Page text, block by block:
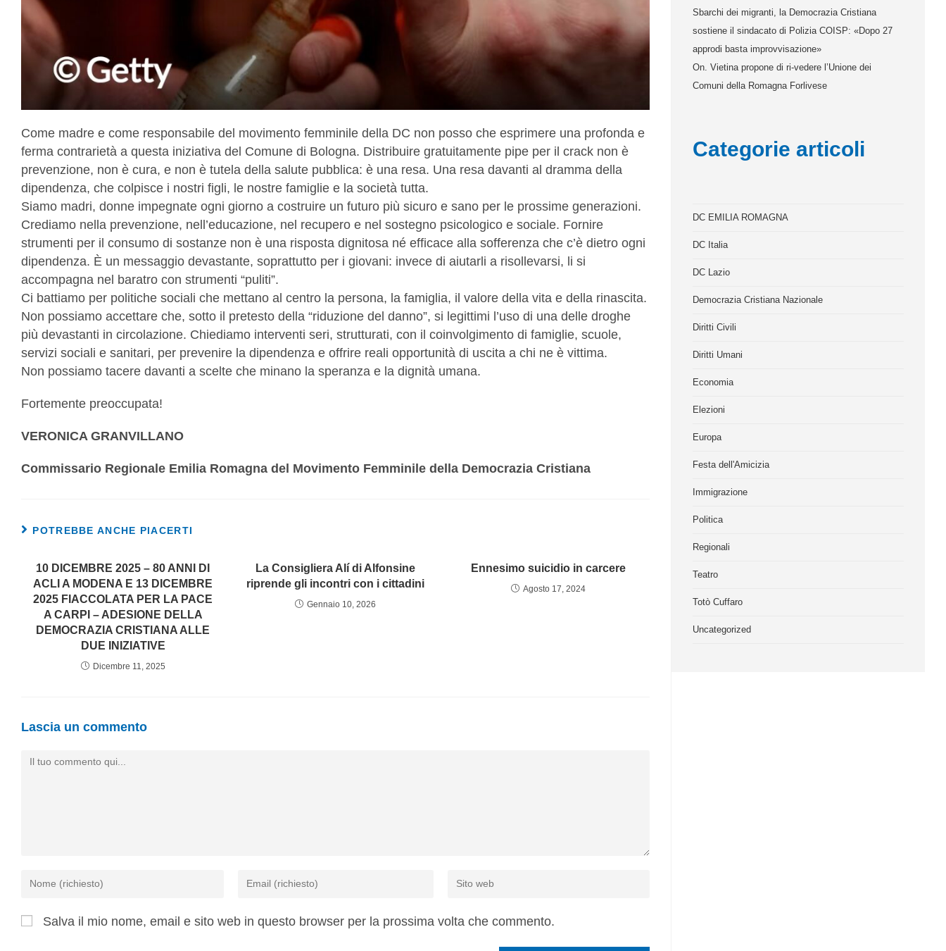
Come madre e come responsabile del movimento femminile della DC non posso che esprimere una profonda e
ferma contrarietà a questa iniziativa del Comune di Bologna. Distribuire gratuitamente pipe per il crack non è
prevenzione, non è cura, e non è tutela della salute pubblica: è una resa. Una resa davanti al dramma della
dipendenza, che colpisce i nostri figli, le nostre famiglie e la società tutta.
Siamo madri, donne impegnate ogni giorno a costruire un futuro più sicuro e sano per le prossime generazioni.
Crediamo nella prevenzione, nell’educazione, nel recupero e nel sostegno psicologico e sociale. Fornire
strumenti per il consumo di sostanze non è una risposta dignitosa né efficace alla sofferenza che c’è dietro ogni
dipendenza. È un messaggio devastante, soprattutto per i giovani: invece di aiutarli a risollevarsi, li si
accompagna nel baratro con strumenti “puliti”.
Ci battiamo per politiche sociali che mettano al centro la persona, la famiglia, il valore della vita e della rinascita.
Non possiamo accettare che, sotto il pretesto della “riduzione del danno”, si legittimi l’uso di una delle droghe
più devastanti in circolazione. Chiediamo interventi seri, strutturati, con il coinvolgimento di famiglie, scuole,
servizi sociali e sanitari, per prevenire la dipendenza e offrire reali opportunità di uscita a chi ne è vittima.
Non possiamo tacere davanti a scelte che minano la speranza e la dignità umana.
Fortemente preoccupata!
VERONICA GRANVILLANO
Commissario Regionale Emilia Romagna del Movimento Femminile della Democrazia Cristiana
POTREBBE ANCHE PIACERTI
10 DICEMBRE 2025 – 80 ANNI DI
ACLI A MODENA E 13 DICEMBRE
2025 FIACCOLATA PER LA PACE
A CARPI – ADESIONE DELLA
DEMOCRAZIA CRISTIANA ALLE
DUE INIZIATIVE
Dicembre 11, 2025
La Consigliera Alí di Alfonsine
riprende gli incontri con i cittadini
Gennaio 10, 2026
Ennesimo suicidio in carcere
Agosto 17, 2024
Lascia un commento
Salva il mio nome, email e sito web in questo browser per la prossima volta che commento.
Sbarchi dei migranti, la Democrazia Cristiana
sostiene il sindacato di Polizia COISP: «Dopo 27
approdi basta improvvisazione»
On. Vietina propone di ri-vedere l’Unione dei
Comuni della Romagna Forlivese
Categorie articoli
DC EMILIA ROMAGNA
DC Italia
DC Lazio
Democrazia Cristiana Nazionale
Diritti Civili
Diritti Umani
Economia
Elezioni
Europa
Festa dell'Amicizia
Immigrazione
Politica
Regionali
Teatro
Totò Cuffaro
Uncategorized